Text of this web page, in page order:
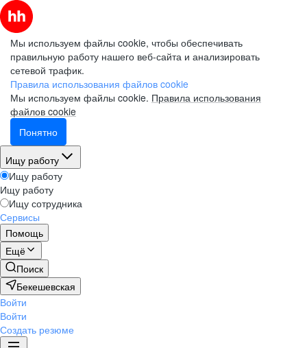
Мы используем файлы cookie, чтобы обеспечивать
правильную работу нашего веб-сайта и анализировать
сетевой трафик.
Правила использования файлов cookie
Мы используем файлы cookie. Правила использования
файлов cookie
Понятно
Ищу работу
Ищу работу
Ищу работу
Ищу сотрудника
Сервисы
Помощь
Ещё
Поиск
Бекешевская
Войти
Войти
Создать резюме